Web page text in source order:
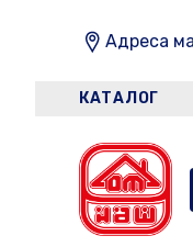
Адреса
КАТАЛОГ